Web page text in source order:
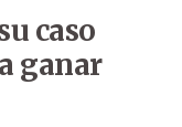
caso
ganar